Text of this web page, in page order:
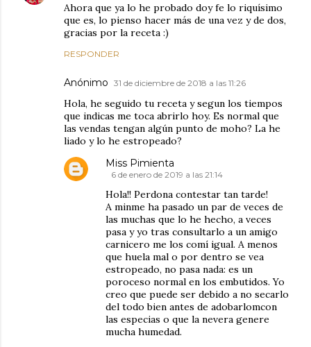
Ahora que ya lo he probado doy fe lo riquísimo
que es, lo pienso hacer más de una vez y de dos,
gracias por la receta :)
RESPONDER
Anónimo 31 de diciembre de 2018 a las 11:26
Hola, he seguido tu receta y segun los tiempos
que indicas me toca abrirlo hoy. Es normal que
las vendas tengan algún punto de moho? La he
liado y lo he estropeado?
Miss Pimienta
6 de enero de 2019 a las 21:14
Hola!! Perdona contestar tan tarde!
A minme ha pasado un par de veces de
las muchas que lo he hecho, a veces
pasa y yo tras consultarlo a un amigo
carnicero me los comí igual. A menos
que huela mal o por dentro se vea
estropeado, no pasa nada: es un
poroceso normal en los embutidos. Yo
creo que puede ser debido a no secarlo
del todo bien antes de adobarlomcon
las especias o que la nevera genere
mucha humedad.